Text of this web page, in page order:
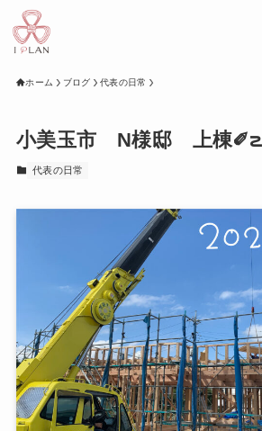
ホーム ブログ 代表の日常
小美玉市 N様邸 上棟✐౽
代表の日常